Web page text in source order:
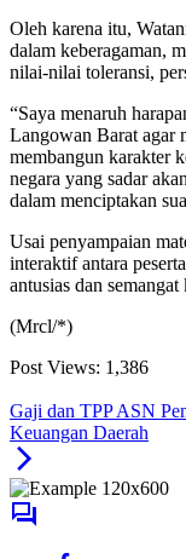
Oleh karena itu,
dalam keberagaman,
nilai-nilai toleransi,
“Saya menaruh
Langowan Barat agar
membangun karakter
negara yang sadar
dalam menciptakan
Usai penyampaian
interaktif antara
antusias dan semangat
(Mrcl/*)
Post Views: 1,386
Gaji dan TPP ASN
Keuangan Daerah